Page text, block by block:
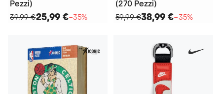
Pezzi)
39,99 €25,99 €−35%
(270 Pezzi)
59,99 €38,99 €−35%